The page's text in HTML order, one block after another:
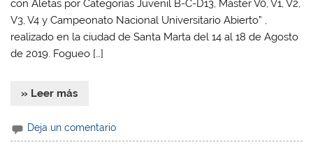
con Aletas por Categorías Juvenil B-C-D13, Máster V0, V1, V2,
V3, V4 y Campeonato Nacional Universitario Abierto” ,
realizado en la ciudad de Santa Marta del 14 al 18 de Agosto
de 2019. Fogueo […]
» Leer más
Deja un comentario